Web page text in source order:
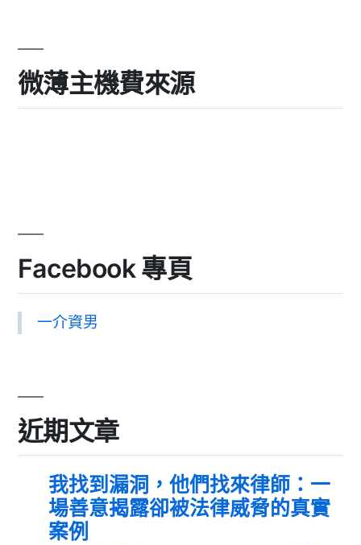
微薄主機費來源
Facebook 專頁
一介資男
近期文章
我找到漏洞，他們找來律師：一
場善意揭露卻被法律威脅的真實
案例